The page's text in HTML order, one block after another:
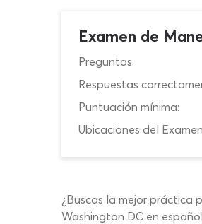
Examen de
Preguntas:
Respuestas
Puntuación mínima:
Ubicaciones del
¿Buscas la mejor práctica
Washington DC en